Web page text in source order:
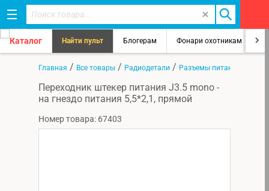
Каталог Найти пульт Блогерам Фонари охотникам
Главная / Все товары / Радиодетали / Разъемы питания
Переходник штекер питания J3.5 mono -
на гнездо питания 5,5*2,1, прямой
Номер товара: 67403